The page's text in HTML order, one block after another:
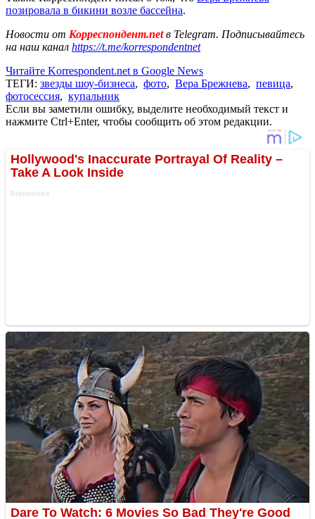
позировала в бикини возле бассейна.
Новости от Корреспондент.netв Telegram. Подписывайтесь
на наш канал https://t.me/korrespondentnet
Читайте Korrespondent.net в Google News
ТЕГИ: звезды шоу-бизнеса, фото, Вера Брежнева, певица,
фотосессия, купальник
Если вы заметили ошибку, выделите необходимый текст и
нажмите Ctrl+Enter, чтобы сообщить об этом редакции.